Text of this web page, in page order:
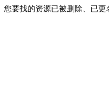
您要找的资源已被删除、已更